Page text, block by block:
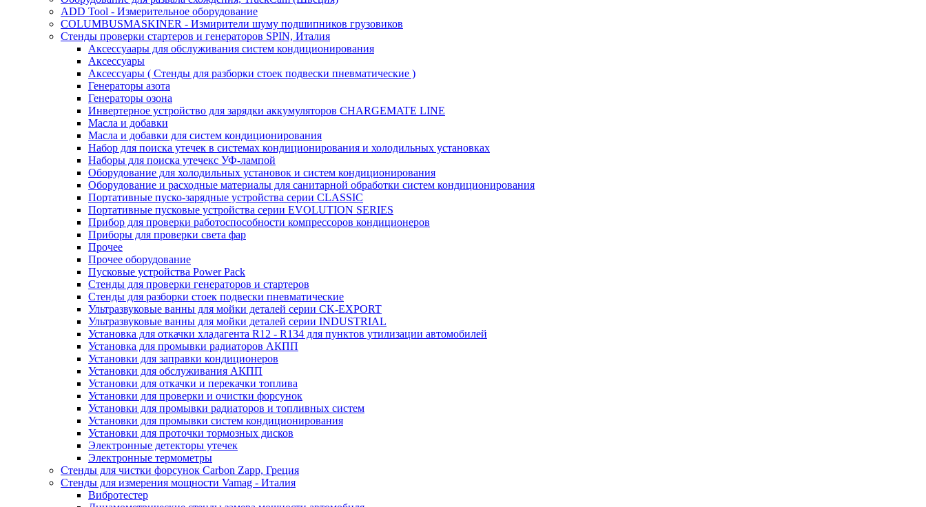
ADD Tool - Измерительное оборудование
COLUMBUSMASKINER - Измирители шуму подшипников грузовиков
Стенды проверки стартеров и генераторов SPIN, Италия
Аксессуаары для обслуживания систем кондиционирования
Аксессуары
Аксессуары ( Стенды для разборки стоек подвески пневматические )
Генераторы азота
Генераторы озона
Инвертерное устройство для зарядки аккумуляторов CHARGEMATE LINE
Масла и добавки
Масла и добавки для систем кондиционирования
Набор для поиска утечек в системах кондиционирования и холодильных установках
Наборы для поиска утечекс УФ-лампой
Оборудование для холодильных установок и систем кондиционирования
Оборудование и расходные материалы для санитарной обработки систем кондиционирования
Портативные пуско-зарядные устройства серии CLASSIC
Портативные пусковые устройства серии EVOLUTION SERIES
Прибор для проверки работоспособности компрессоров кондиционеров
Приборы для проверки света фар
Прочее
Прочее оборудование
Пусковые устройства Power Pack
Стенды для проверки генераторов и стартеров
Стенды для разборки стоек подвески пневматические
Ультразвуковые ванны для мойки деталей серии CK-EXPORT
Ультразвуковые ванны для мойки деталей серии INDUSTRIAL
Установка для откачки хладагента R12 - R134 для пунктов утилизации автомобилей
Установка для промывки радиаторов АКПП
Установки для заправки кондиционеров
Установки для обслуживания АКПП
Установки для откачки и перекачки топлива
Установки для проверки и очистки форсунок
Установки для промывки радиаторов и топливных систем
Установки для промывки систем кондиционирования
Установки для проточки тормозных дисков
Электронные детекторы утечек
Электронные термометры
Стенды для чистки форсунок Carbon Zapp, Греция
Стенды для измерения мощности Vamag - Италия
Вибротестер